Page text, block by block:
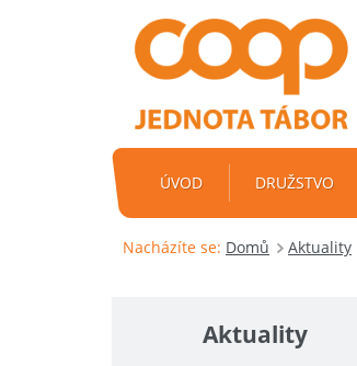
ÚVOD DRUŽSTVO
Nacházíte se: Domů Aktuality
Aktuality